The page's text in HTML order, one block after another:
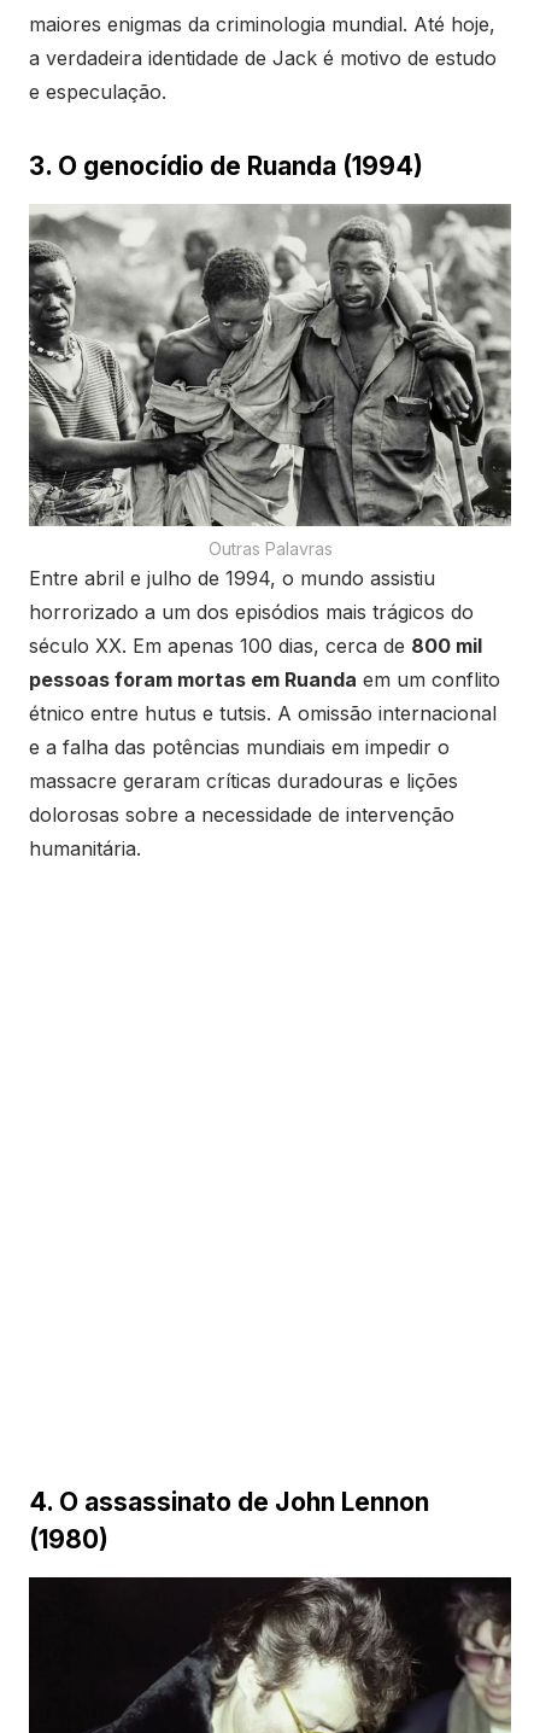
maiores enigmas da criminologia mundial. Até hoje,
a verdadeira identidade de Jack é motivo de estudo
e especulação.
3. O genocídio de Ruanda (1994)
Outras Palavras
Entre abril e julho de 1994, o mundo assistiu
horrorizado a um dos episódios mais trágicos do
século XX. Em apenas 100 dias, cerca de 800 mil
pessoas foram mortas em Ruanda em um conflito
étnico entre hutus e tutsis. A omissão internacional
e a falha das potências mundiais em impedir o
massacre geraram críticas duradouras e lições
dolorosas sobre a necessidade de intervenção
humanitária.
4. O assassinato de John Lennon
(1980)